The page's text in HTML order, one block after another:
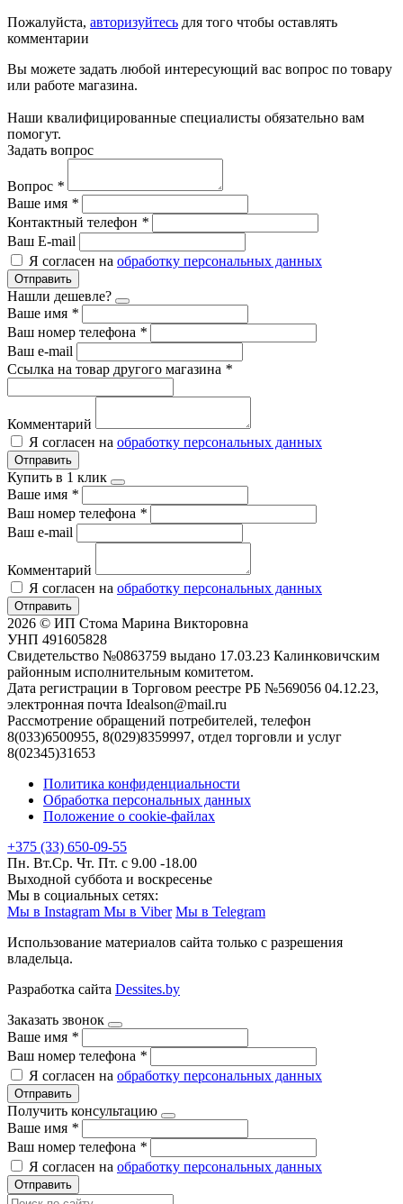
Пожалуйста, авторизуйтесь для того чтобы оставлять
комментарии
Вы можете задать любой интересующий вас вопрос по товару
или работе магазина.
Наши квалифицированные специалисты обязательно вам
помогут.
Задать вопрос
Вопрос *
Ваше имя *
Контактный телефон *
Ваш E-mail
Я согласен на обработку персональных данных
Отправить
Нашли дешевле?
Ваше имя *
Ваш номер телефона *
Ваш e-mail
Ссылка на товар другого магазина *
Комментарий
Я согласен на обработку персональных данных
Отправить
Купить в 1 клик
Ваше имя *
Ваш номер телефона *
Ваш e-mail
Комментарий
Я согласен на обработку персональных данных
Отправить
2026 © ИП Стома Марина Викторовна
УНП 491605828
Свидетельство №0863759 выдано 17.03.23 Калинковичским
районным исполнительным комитетом.
Дата регистрации в Торговом реестре РБ №569056 04.12.23,
электронная почта Idealson@mail.ru
Рассмотрение обращений потребителей, телефон
8(033)6500955, 8(029)8359997, отдел торговли и услуг
8(02345)31653
Политика конфиденциальности
Обработка персональных данных
Положение о cookie-файлах
+375 (33) 650-09-55
Пн. Вт.Ср. Чт. Пт. с 9.00 -18.00
Выходной суббота и воскресенье
Мы в социальных сетях:
Мы в Instagram Мы в Viber Мы в Telegram
Использование материалов сайта только с разрешения
владельца.
Разработка сайта Dessites.by
Заказать звонок
Ваше имя *
Ваш номер телефона *
Я согласен на обработку персональных данных
Отправить
Получить консультацию
Ваше имя *
Ваш номер телефона *
Я согласен на обработку персональных данных
Отправить